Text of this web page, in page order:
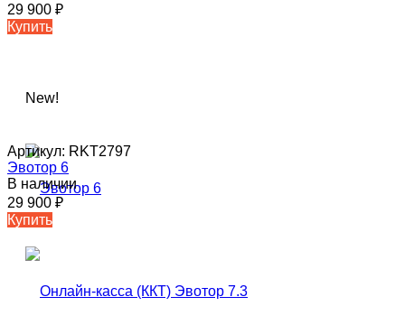
29 900 ₽
Купить
New!
Артикул: RKT2797
Эвотор 6
В наличии
29 900 ₽
Купить